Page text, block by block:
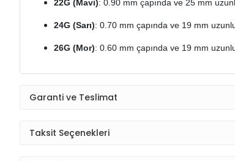
22G (Mavi): 0.90 mm çapında ve 25 mm
24G (Sarı): 0.70 mm çapında ve 19 mm
26G (Mor): 0.60 mm çapında ve 19 mm
Garanti ve Teslimat
Taksit Seçenekleri